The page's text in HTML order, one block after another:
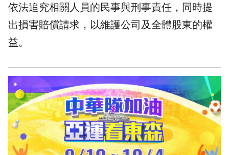
依法追究相關人員的民事與刑事責任，同時提
出損害賠償請求，以維護公司及全體股東的權
益。